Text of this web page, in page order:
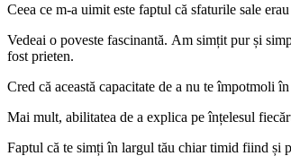
Ceea ce m-a uimit este faptul că sfaturile sale
Vedeai o poveste fascinantă. Am simțit pur și
fost prieten.
Cred că această capacitate de a nu te împotmoli
Mai mult, abilitatea de a explica pe înțelesul
Faptul că te simți în largul tău chiar timid fiind și